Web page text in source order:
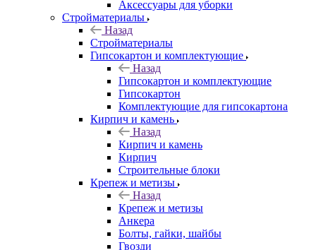
Аксессуары для уборки
Стройматериалы
Назад
Стройматериалы
Гипсокартон и комплектующие
Назад
Гипсокартон и комплектующие
Гипсокартон
Комплектующие для гипсокартона
Кирпич и камень
Назад
Кирпич и камень
Кирпич
Строительные блоки
Крепеж и метизы
Назад
Крепеж и метизы
Анкера
Болты, гайки, шайбы
Гвозди